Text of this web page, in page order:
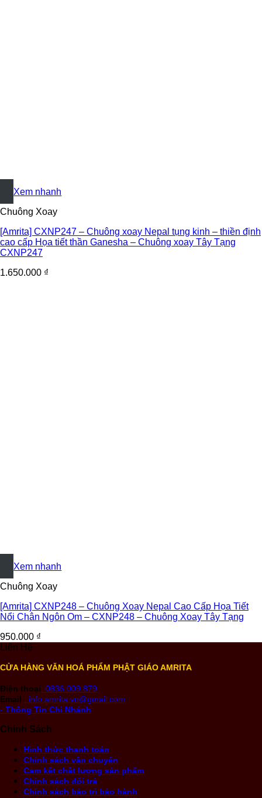
+
Xem nhanh
Chuông Xoay
[Amrita] CXNP247 – Chuông xoay Nepal tụng kinh – thiền định
cao cấp Họa tiết thần Ganesha – Chuông xoay Tây Tạng
CXNP247
1.650.000 ₫
+
Xem nhanh
Chuông Xoay
[Amrita] CXNP248 – Chuông Xoay Nepal Cao Cấp Họa Tiết
Nổi Chân Ngôn Om – CXNP248 – Chuông Xoay Tây Tạng
950.000 ₫
Liên Hệ
CỬA HÀNG VĂN HOÁ PHẨM PHẬT GIÁO AMRITA
Điện thoại: 0836.009.879
Email : info.amrita.vn@gmail.com
- Thông Tin Chi Nhánh
Chính Sách
Hình thức thanh toán
Chính sách vận chuyển
Cam kết chất lượng sản phẩm
Chính sách đổi trả
Chính sách bảo trì bảo hành